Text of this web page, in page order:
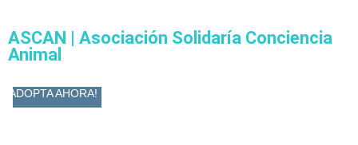
ASCAN | Asociación Solidaría Conciencia
Animal
ADOPTA AHORA!